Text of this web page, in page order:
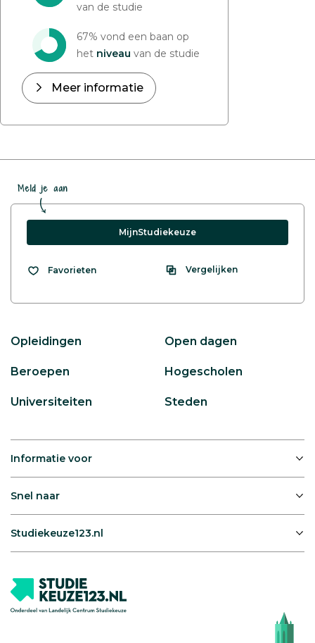
van de studie
67% vond een baan op
het niveau van de studie
Meer informatie
Meld je aan
MijnStudiekeuze
Favorieten Vergelijken
Opleidingen Open dagen
Beroepen Hogescholen
Universiteiten Steden
Informatie voor
Snel naar
Studiekeuze123.nl